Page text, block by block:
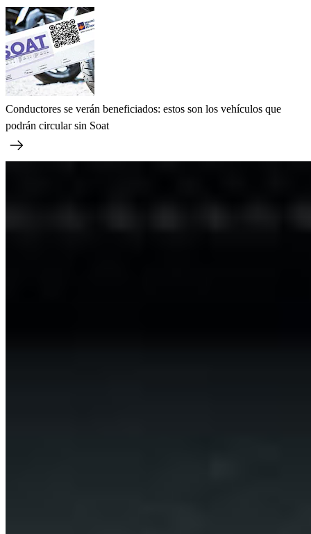
Conductores se verán beneficiados: estos son los vehículos que
podrán circular sin Soat